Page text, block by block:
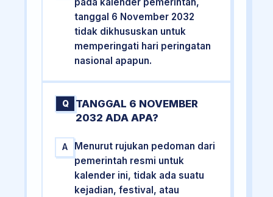
tanggal 6 November 2032
tidak dikhususkan untuk
memperingati hari peringatan
nasional apapun.
Q
TANGGAL 6 NOVEMBER
2032 ADA APA?
A
Menurut rujukan pedoman dari
pemerintah resmi untuk
kalender ini, tidak ada suatu
kejadian, festival, atau